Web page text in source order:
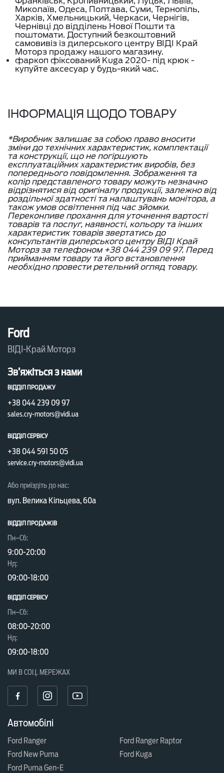
Миколаїв, Одеса, Полтава, Суми, Тернопіль,
Харків, Хмельницький, Черкаси, Чернігів,
Чернівці до відділень Нової Пошти та
поштомати. Доступний безкоштовний
самовивіз із дилерського центру ВІДІ Край
Моторз продажу нашого магазину.
фаркоп фіксований Kuga 2020- під крюк -
купуйте аксесуар у будь-який час.
ІНФОРМАЦІЯ ЩОДО ТОВАРУ
*Виробник залишає за собою право вносити
зміни до технічних характеристик, комплектації
та конструкції, що не погіршують
експлуатаційних характеристик виробів, без
попереднього повідомлення. Зображення та
колір представленого товару можуть незначно
відрізнятися від оригіналу продукції, залежно від
роздільної здатності та налаштувань монітора, а
також умов освітлення під час зйомки.
Переконливе прохання для уточнення вартості
товарів та послуг, наявності, кольору та інших
характеристик товарів звертатись до
консультантів дилерського центру ВІДІ Край
Моторз за телефоном +38 044 239 09 97. Перед
прийманням товару та його встановлення
необхідно провести ретельний огляд товару.
Ford
ВІДІ-Край Моторз
Зв’яжіться з нами
ВІДДІЛ ПРОДАЖУ
+38 044 239 09 97
sales.cry-motors@vidi.ua
ВІДДІЛ СЕРВІСУ
+38 044 591 50 05
service.cry-motors@vidi.ua
Або приїздіть до нас:
вул. Велика Кільцева, 60а
ВІДДІЛ ПРОДАЖІВ
Пн–Сб:
9:00-20:00
Нд:
09:00-18:00
ВІДДІЛ CЕРВІСУ
Пн–Сб:
08:00-20:00
Нд:
09:00-18:00
МИ В СОЦ. МЕРЕЖАХ
Автомобілі
Ford Ranger
Ford Ranger Raptor
Ford New Puma
Ford Kuga
Ford Puma Gen-E